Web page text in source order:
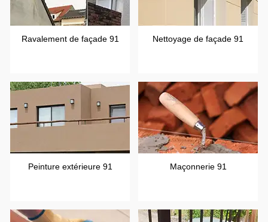
Ravalement de façade 91 Nettoyage de façade 91
Peinture extérieure 91 Maçonnerie 91